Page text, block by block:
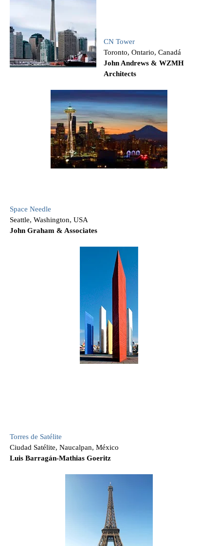
CN Tower
Toronto, Ontario, Canadá
John Andrews & WZMH
Architects
Space Needle
Seattle, Washington, USA
John Graham & Associates
Torres de Satélite
Ciudad Satélite, Naucalpan, México
Luis Barragán-Mathias Goeritz